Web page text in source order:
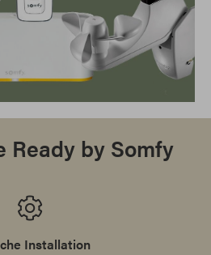
Ready by Somfy
Installation